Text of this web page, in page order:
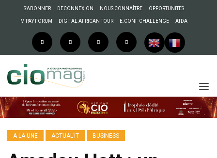
S’ABONNER DECONNEXION NOUS CONNAÎTRE OPPORTUNITES
M PAY FORUM DIGITAL AFRICAN TOUR E.CONF CHALLENGE ATDA
A LA UNE ACTUAL’IT BUSINESS